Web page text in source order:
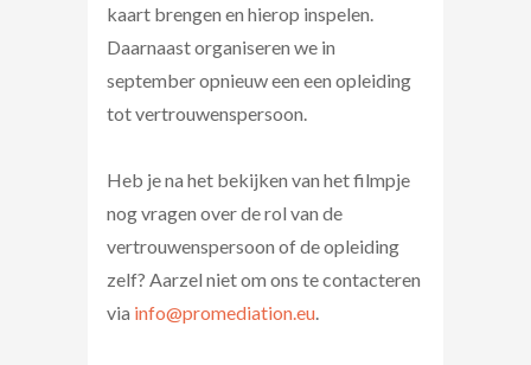
kaart brengen en hierop inspelen.
Daarnaast organiseren we in
september opnieuw een een opleiding
tot vertrouwenspersoon.
Heb je na het bekijken van het filmpje
nog vragen over de rol van de
vertrouwenspersoon of de opleiding
zelf? Aarzel niet om ons te contacteren
via info@promediation.eu